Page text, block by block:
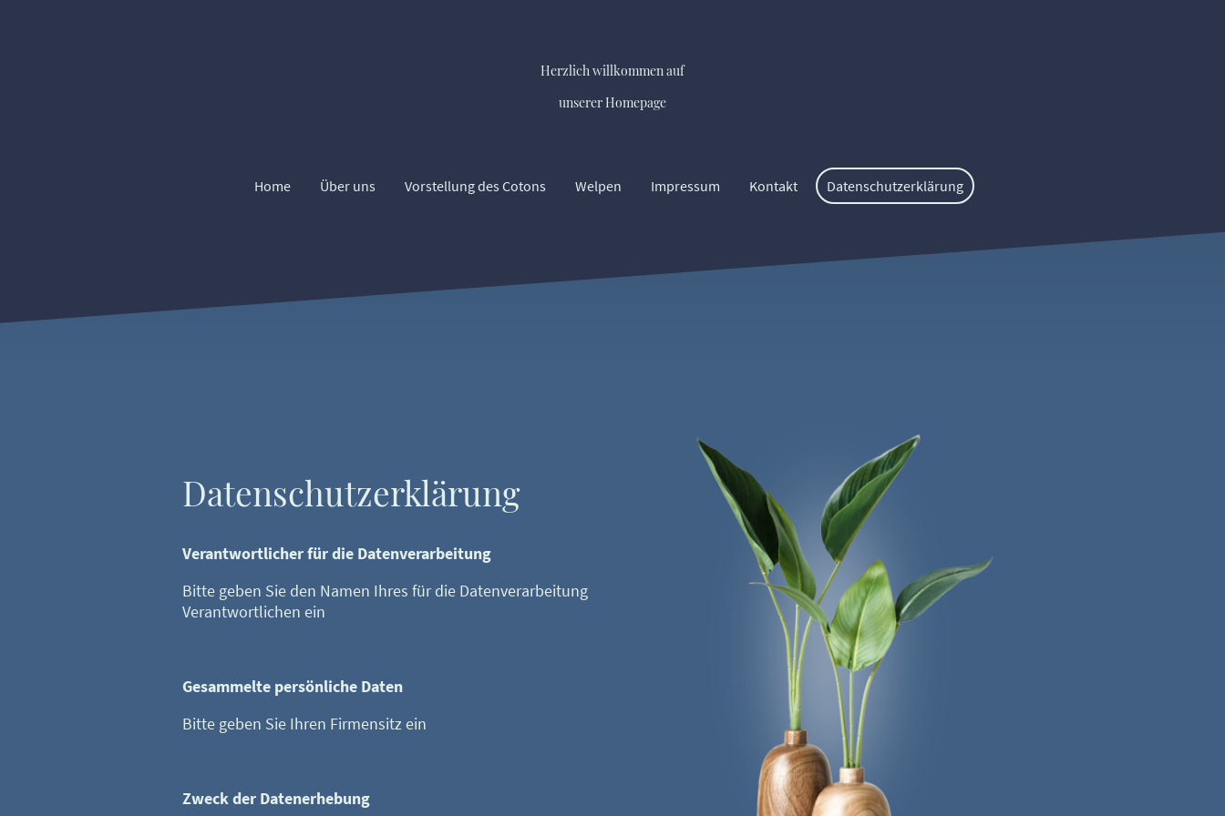
Herzlich willkommen auf
unserer Homepage
Home Über uns Vorstellung des Cotons Welpen Impressum Kontakt Datenschutzerklärung
Datenschutzerklärung
Verantwortlicher für die Datenverarbeitung
Bitte geben Sie den Namen Ihres für die Datenverarbeitung
Verantwortlichen ein
Gesammelte persönliche Daten
Bitte geben Sie Ihren Firmensitz ein
Zweck der Datenerhebung